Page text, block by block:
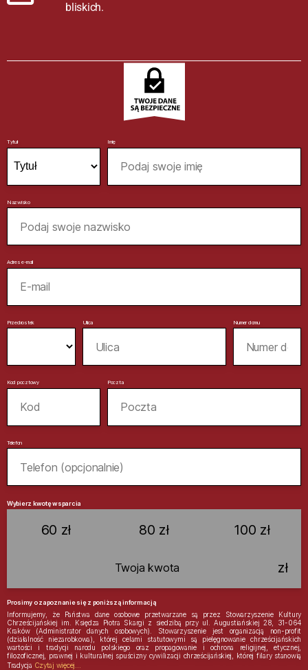
bliskich.
Tytuł Imię
Nazwisko
Adres e-mail
Przedrostek Ulica Numer domu
Kod pocztowy Poczta
Telefon
Wybierz kwotę wsparcia
60 zł 80 zł 100 zł
zł
Prosimy o zapoznanie się z poniższą informacją
Informujemy, że Państwa dane osobowe przetwarzane są przez Stowarzyszenie Kultury
Chrześcijańskiej im. Księdza Piotra Skargi z siedzibą przy ul. Augustiańskiej 28, 31-064
Kraków (Administrator danych osobowych). Stowarzyszenie jest organizacją non-profit
(działalność niezarobkowa), której celami statutowymi są pielęgnowanie chrześcijańskich
wartości i tradycji narodu polskiego oraz propagowanie i ochrona religijnej, etycznej,
filozoficznej, prawnej i kulturalnej spuścizny cywilizacji chrześcijańskiej, której filary stanowią
Tradycja